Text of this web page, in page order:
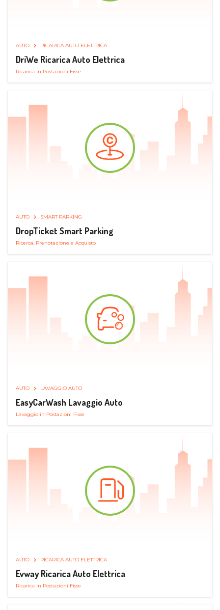
AUTO RICARICA AUTO ELETTRICA
DriWe Ricarica Auto Elettrica
Ricarica in Postazioni Fisse
AUTO SMART PARKING
DropTicket Smart Parking
Ricerca, Prenotazione e Acquisto
AUTO LAVAGGIO AUTO
EasyCarWash Lavaggio Auto
Lavaggio in Postazioni Fisse
AUTO RICARICA AUTO ELETTRICA
Evway Ricarica Auto Elettrica
Ricarica in Postazioni Fisse